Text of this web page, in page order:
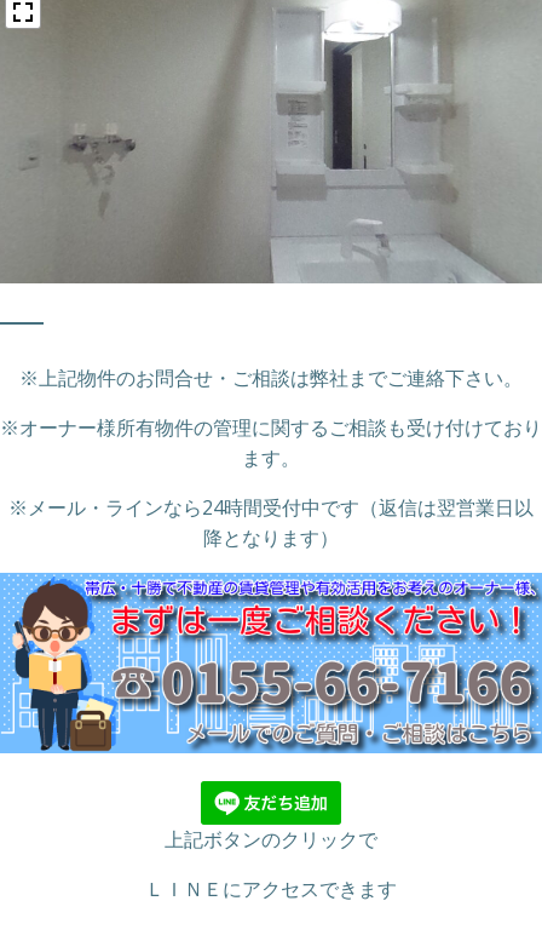
※上記物件のお問合せ・ご相談は弊社までご連絡下さい。
※オーナー様所有物件の管理に関するご相談も受け付けており
ます。
※メール・ラインなら24時間受付中です（返信は翌営業日以
降となります）
上記ボタンのクリックで
ＬＩＮＥにアクセスできます